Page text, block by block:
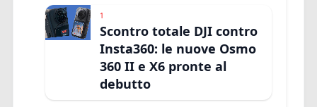
1
Scontro totale DJI contro
Insta360: le nuove Osmo
360 II e X6 pronte al
debutto